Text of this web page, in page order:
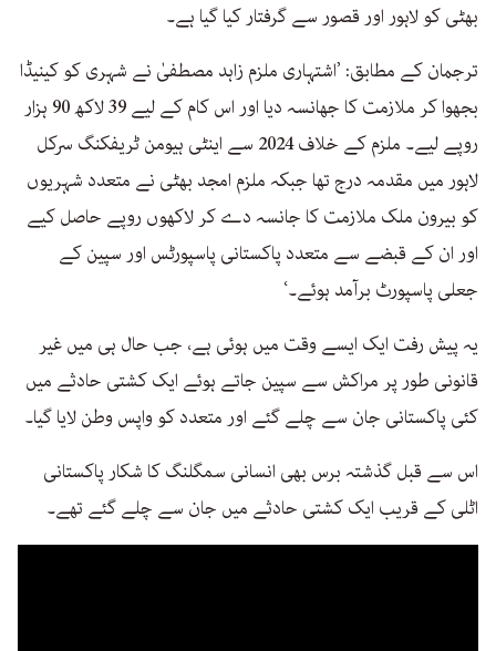
بھٹی کو لاہور اور قصور سے گرفتار کیا گیا ہے۔
ترجمان کے مطابق: ’اشتہاری ملزم زاہد مصطفیٰ نے شہری کو کینیڈا
بجھوا کر ملازمت کا جھانسہ دیا اور اس کام کے لیے 39 لاکھ 90 ہزار
روپے لیے۔ ملزم کے خلاف 2024 سے اینٹی ہیومن ٹریفکنگ سرکل
لاہور میں مقدمہ درج تھا جبکہ ملزم امجد بھٹی نے متعدد شہریوں
کو بیرون ملک ملازمت کا جانسہ دے کر لاکھوں روپے حاصل کیے
اور ان کے قبضے سے متعدد پاکستانی پاسپورٹس اور سپین کے
جعلی پاسپورٹ برآمد ہوئے۔‘
یہ پیش رفت ایک ایسے وقت میں ہوئی ہے، جب حال ہی میں غیر
قانونی طور پر مراکش سے سپین جاتے ہوئے ایک کشتی حادثے میں
کئی پاکستانی جان سے چلے گئے اور متعدد کو واپس وطن لایا گیا۔
اس سے قبل گذشتہ برس بھی انسانی سمگلنگ کا شکار پاکستانی
اٹلی کے قریب ایک کشتی حادثے میں جان سے چلے گئے تھے۔